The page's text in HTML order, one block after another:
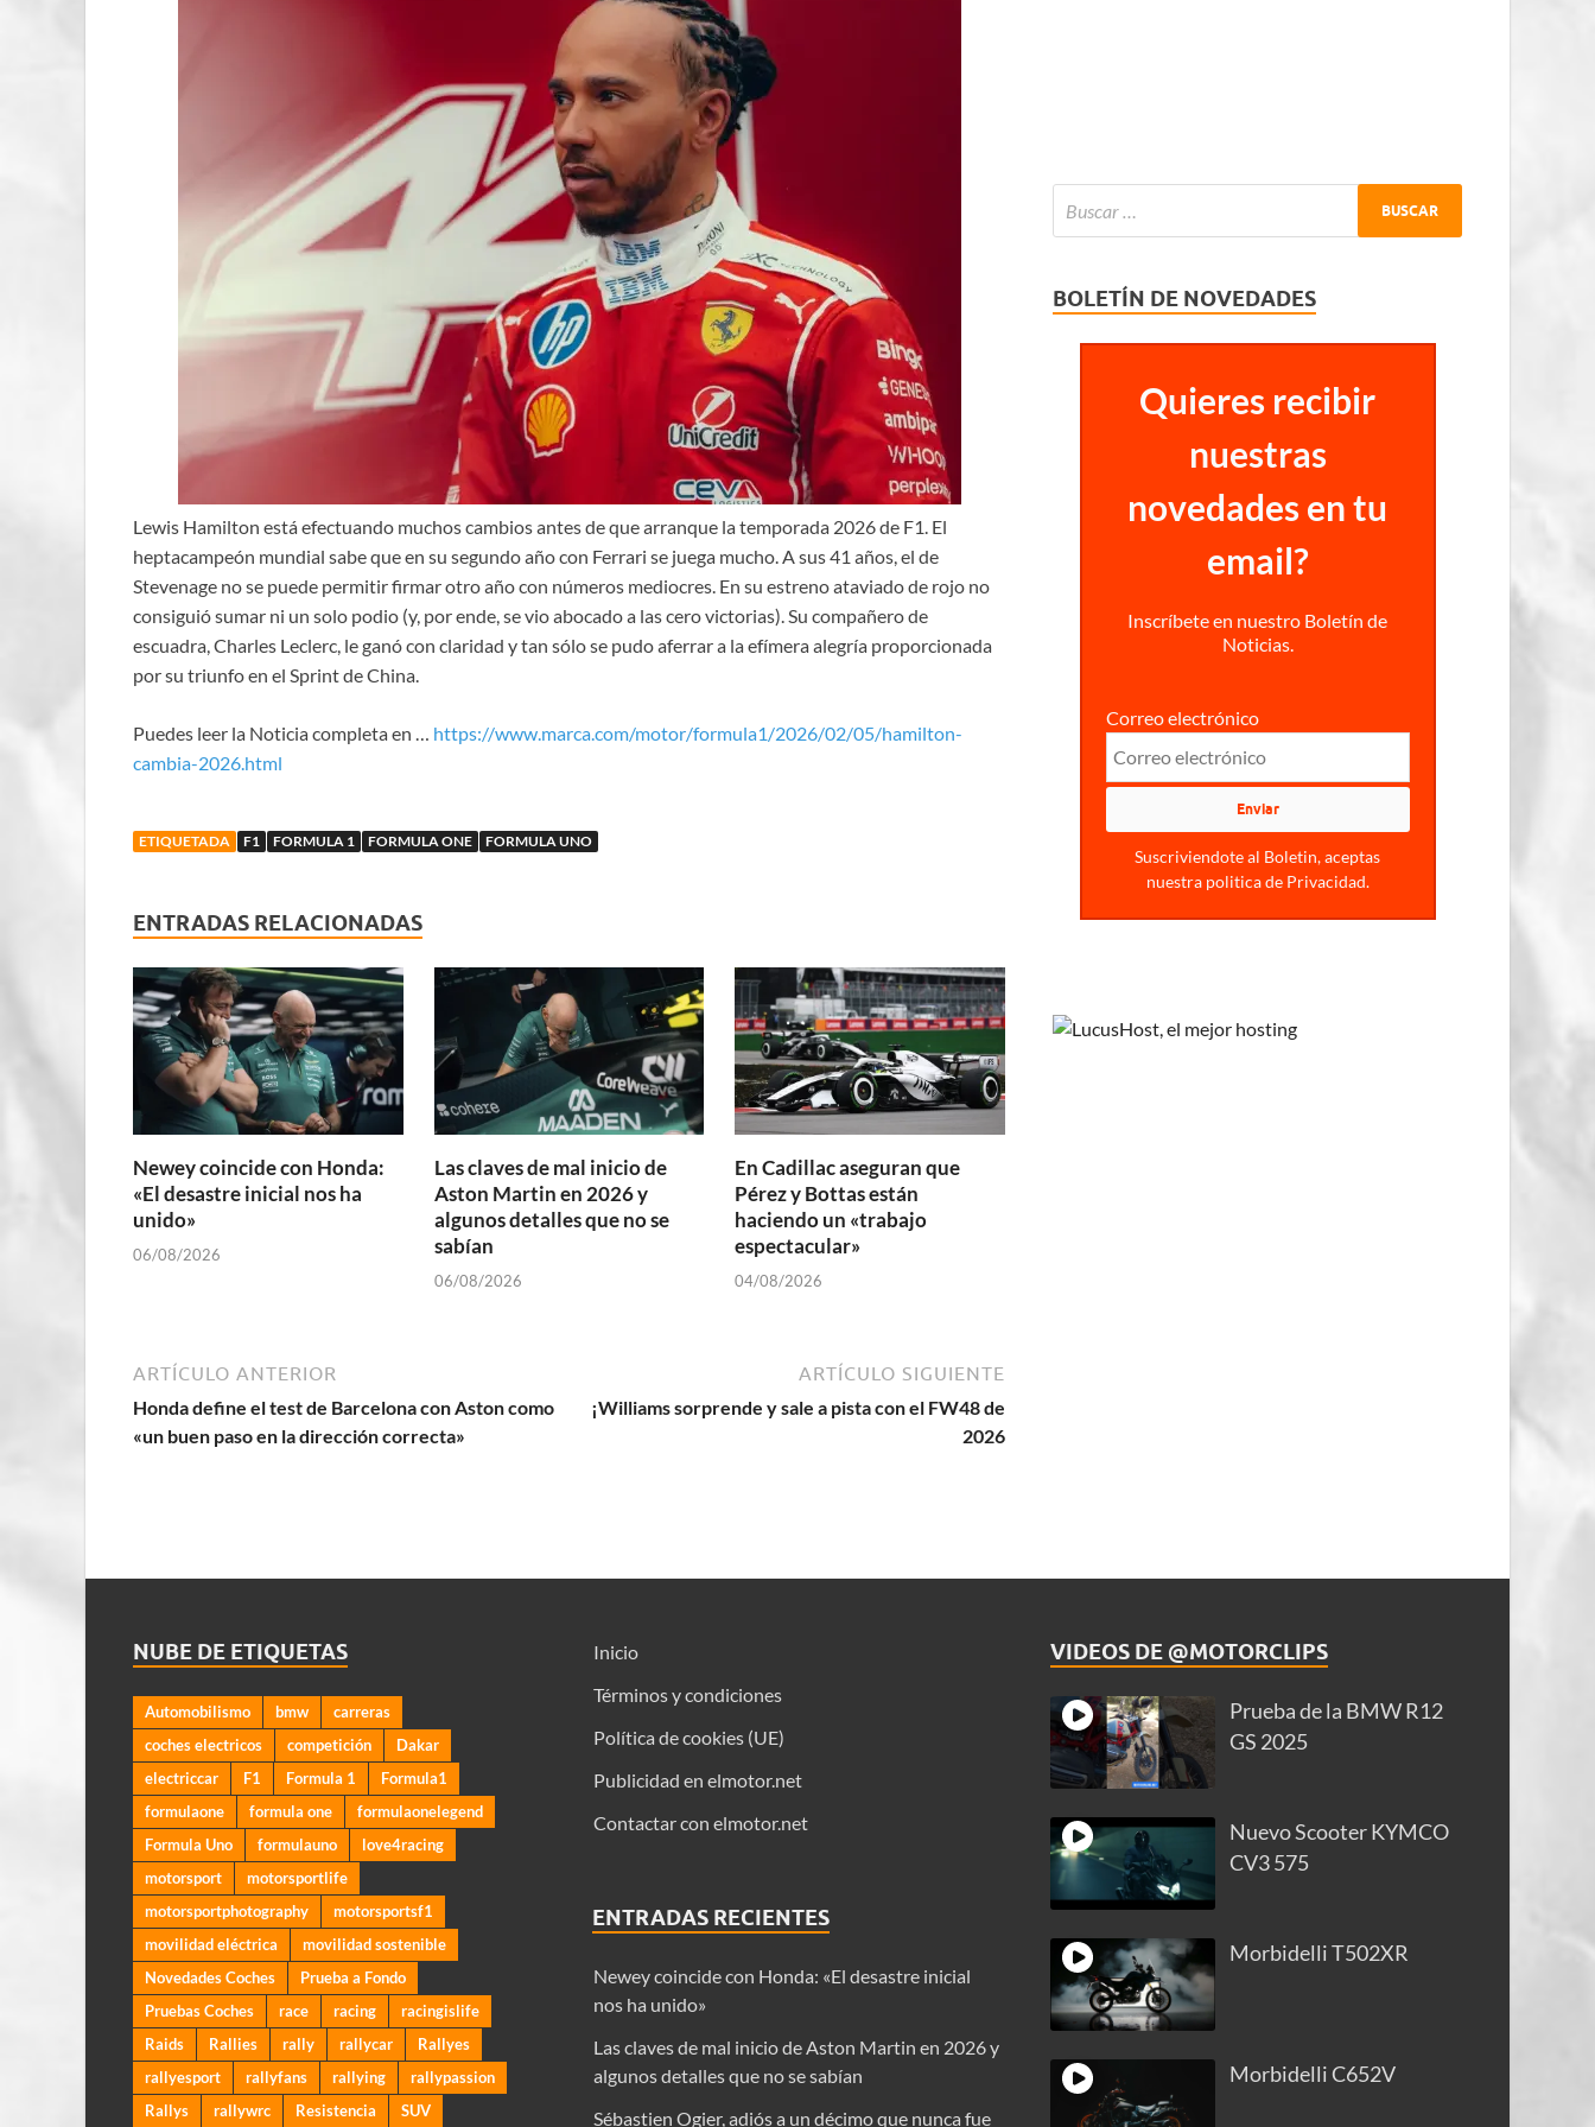
Lewis Hamilton está efectuando muchos cambios antes de que arranque la temporada 2026 de F1. El
heptacampeón mundial sabe que en su segundo año con Ferrari se juega mucho. A sus 41 años, el de
Stevenage no se puede permitir firmar otro año con números mediocres. En su estreno ataviado de rojo no
consiguió sumar ni un solo podio (y, por ende, se vio abocado a las cero victorias). Su compañero de
escuadra, Charles Leclerc, le ganó con claridad y tan sólo se pudo aferrar a la efímera alegría proporcionada
por su triunfo en el Sprint de China.
Puedes leer la Noticia completa en … https://www.marca.com/motor/formula1/2026/02/05/hamilton-
cambia-2026.html
ETIQUETADA F1 FORMULA 1 FORMULA ONE FORMULA UNO
ENTRADAS RELACIONADAS
Newey coincide con Honda:
«El desastre inicial nos ha
unido»
06/08/2026
Las claves de mal inicio de
Aston Martin en 2026 y
algunos detalles que no se
sabían
06/08/2026
En Cadillac aseguran que
Pérez y Bottas están
haciendo un «trabajo
espectacular»
04/08/2026
ARTÍCULO ANTERIOR
Honda define el test de Barcelona con Aston como
«un buen paso en la dirección correcta»
ARTÍCULO SIGUIENTE
¡Williams sorprende y sale a pista con el FW48 de
2026
BOLETÍN DE NOVEDADES
Quieres recibir
nuestras
novedades en tu
email?
Inscríbete en nuestro Boletín de
Noticias.
Correo electrónico
Suscriviendote al Boletin, aceptas
nuestra politica de Privacidad.
NUBE DE ETIQUETAS
Automobilismo bmw
carreras
coches electricos
competición
Dakar
electriccar
F1 Formula 1
Formula1
formulaone
formula one
formulaonelegend
Formula Uno
formulauno
love4racing
motorsport
motorsportlife
motorsportphotography
motorsportsf1
movilidad eléctrica
movilidad sostenible
Novedades Coches
Prueba a Fondo
Pruebas Coches
race racing
racingislife
Raids
Rallies rally rallycar
Rallyes
rallyesport
rallyfans rallying
rallypassion
Rallys
rallywrc Resistencia SUV
Inicio
Términos y condiciones
Política de cookies (UE)
Publicidad en elmotor.net
Contactar con elmotor.net
ENTRADAS RECIENTES
Newey coincide con Honda: «El desastre inicial
nos ha unido»
Las claves de mal inicio de Aston Martin en 2026 y
algunos detalles que no se sabían
Sébastien Ogier, adiós a un décimo que nunca fue
VIDEOS DE @MOTORCLIPS
Prueba de la BMW R12
GS 2025
Nuevo Scooter KYMCO
CV3 575
Morbidelli T502XR
Morbidelli C652V